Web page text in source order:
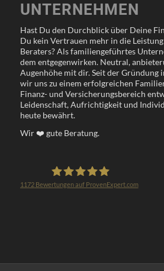
UNTERNEHMEN
Hast Du den Durchblick über Deine
Du kein Vertrauen mehr in die
Beraters? Als familiengeführtes
dem entgegenwirken. Neutral,
Augenhöhe mit dir. Seit der Gründung
wir uns zu einem erfolgreichen
Finanz- und Versicherungsbereich
Leidenschaft, Aufrichtigkeit und
heute bewährt.
Wir❤️ gute Beratung.
1172Bewertungen auf ProvenExpert.com